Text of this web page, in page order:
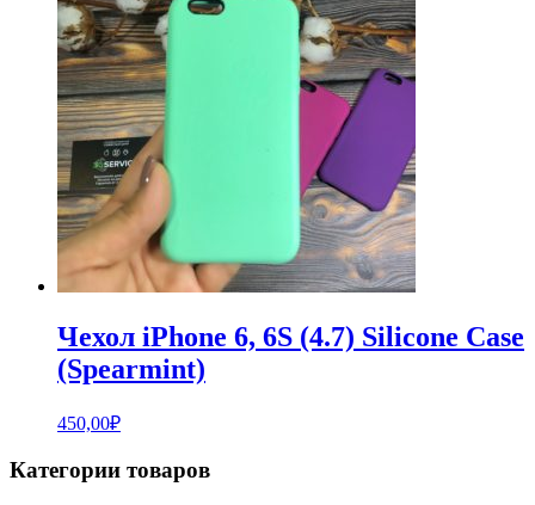
Чехол iPhone 6, 6S (4.7) Silicone Case
(Spearmint)
450,00₽
Категории товаров